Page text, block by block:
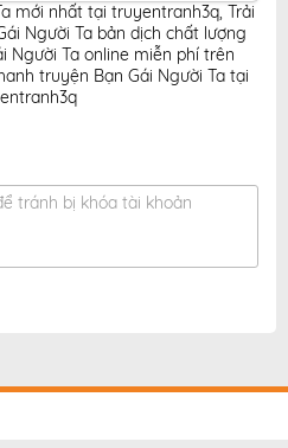
mới nhất tại truyentranh3q, Trải
Người Ta bản dịch chất lượng
Người Ta online miễn phí trên
truyện Bạn Gái Người Ta tại
tránh bị khóa tài khoản